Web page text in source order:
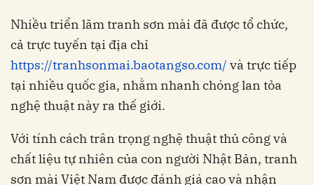
Nhiều triển lãm tranh sơn mài đã được tổ chức,
cả trực tuyến tại địa chỉ
https://tranhsonmai.baotangso.com/ và trực tiếp
tại nhiều quốc gia, nhằm nhanh chóng lan tỏa
nghệ thuật này ra thế giới.
Với tính cách trân trọng nghệ thuật thủ công và
chất liệu tự nhiên của con người Nhật Bản, tranh
sơn mài Việt Nam được đánh giá cao và nhận